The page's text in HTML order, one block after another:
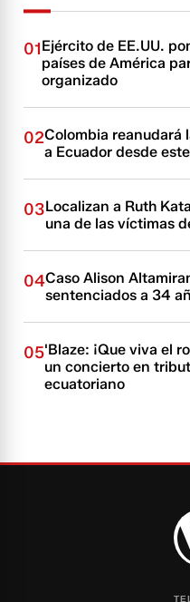
01Ejército de EE.UU.
países de América
organizado
02Colombia reanudará
a Ecuador desde
03Localizan a Ruth
una de las víctimas
04Caso Alison
sentenciados a 34
05'Blaze: ¡Que viva el
un concierto en
ecuatoriano